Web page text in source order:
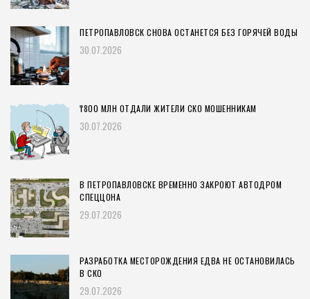
ПЕТРОПАВЛОВСК СНОВА ОСТАНЕТСЯ БЕЗ ГОРЯЧЕЙ ВОДЫ
30.07.2026
₸800 МЛН ОТДАЛИ ЖИТЕЛИ СКО МОШЕННИКАМ
30.07.2026
В ПЕТРОПАВЛОВСКЕ ВРЕМЕННО ЗАКРОЮТ АВТОДРОМ
СПЕЦЦОНА
29.07.2026
РАЗРАБОТКА МЕСТОРОЖДЕНИЯ ЕДВА НЕ ОСТАНОВИЛАСЬ
В СКО
29.07.2026